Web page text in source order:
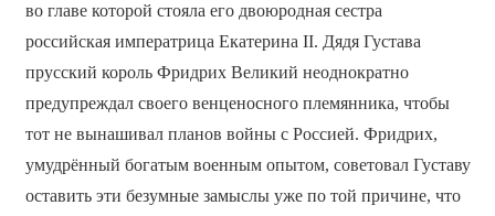
во главе которой стояла его двоюродная сестра
российская императрица Екатерина II. Дядя Густава
прусский король Фридрих Великий неоднократно
предупреждал своего венценосного племянника, чтобы
тот не вынашивал планов войны с Россией. Фридрих,
умудрённый богатым военным опытом, советовал Густаву
оставить эти безумные замыслы уже по той причине, что